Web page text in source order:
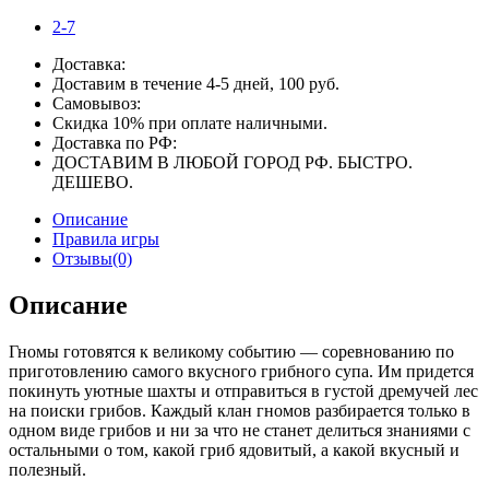
2-7
Доставка:
Доставим в течение 4-5 дней, 100 руб.
Самовывоз:
Скидка 10% при оплате наличными.
Доставка по РФ:
ДОСТАВИМ В ЛЮБОЙ ГОРОД РФ. БЫСТРО.
ДЕШЕВО.
Описание
Правила игры
Отзывы(0)
Описание
Гномы готовятся к великому событию — соревнованию по
приготовлению самого вкусного грибного супа. Им придется
покинуть уютные шахты и отправиться в густой дремучей лес
на поиски грибов. Каждый клан гномов разбирается только в
одном виде грибов и ни за что не станет делиться знаниями с
остальными о том, какой гриб ядовитый, а какой вкусный и
полезный.